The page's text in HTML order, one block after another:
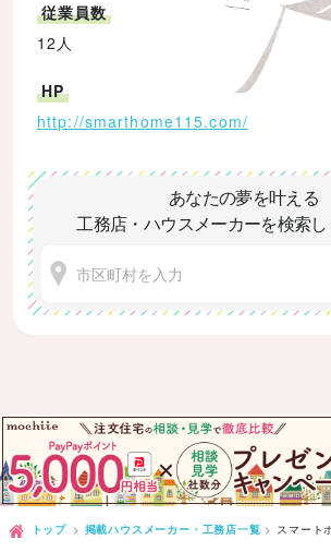
従業員数
12人
HP
http://smarthome115.com/
あなたの夢を叶える
工務店・ハウスメーカーを検索し
トップ 掲載ハウスメーカー・工務店一覧 スマート